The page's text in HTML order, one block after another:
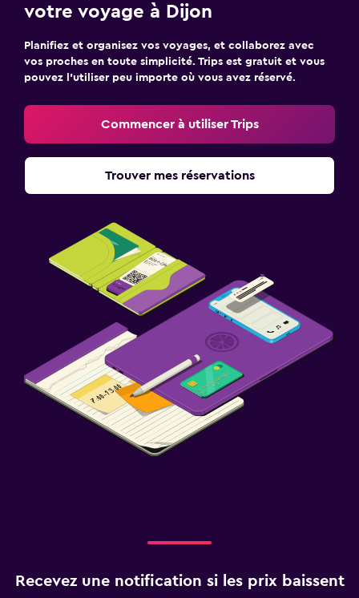
votre voyage à Dijon
Planifiez et organisez vos voyages, et collaborez avec
vos proches en toute simplicité. Trips est gratuit et vous
pouvez l’utiliser peu importe où vous avez réservé.
Commencer à utiliser Trips
Trouver mes réservations
Recevez une notification si les prix baissent